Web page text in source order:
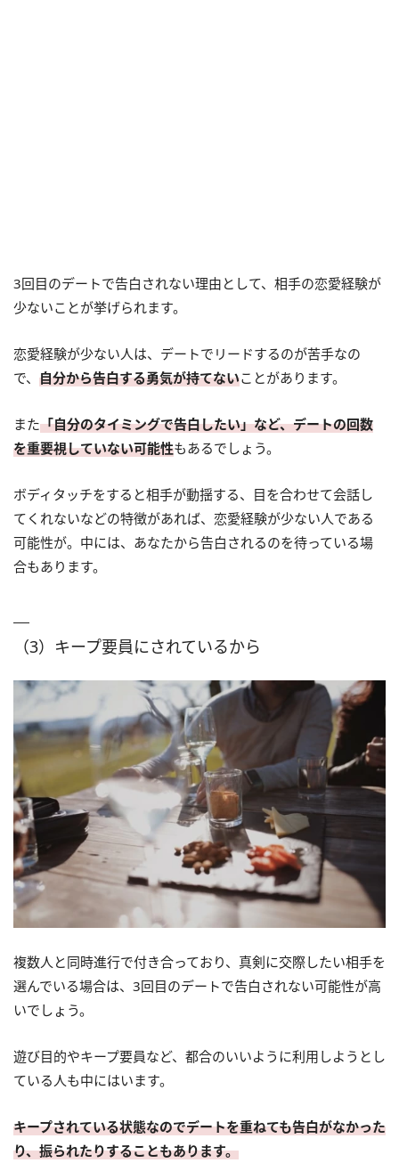
3回目のデートで告白されない理由として、相手の恋愛経験が
少ないことが挙げられます。
恋愛経験が少ない人は、デートでリードするのが苦手なの
で、 自分から告白する勇気が持てないことがあります。
また「自分のタイミングで告白したい」など、デートの回数
を重要視していない可能性もあるでしょう。
ボディタッチをすると相手が動揺する、目を合わせて会話し
てくれないなどの特徴があれば、恋愛経験が少ない人である
可能性が。中には、あなたから告白されるのを待っている場
合もあります。
（3）キープ要員にされているから
複数人と同時進行で付き合っており、真剣に交際したい相手を
選んでいる場合は、3回目のデートで告白されない可能性が高
いでしょう。
遊び目的やキープ要員など、都合のいいように利用しようとし
ている人も中にはいます。
キープされている状態なのでデートを重ねても告白がなかった
り、振られたりすることもあります。